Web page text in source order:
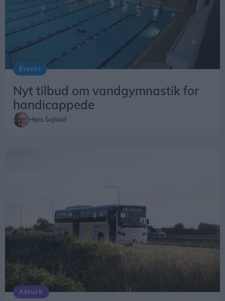
Events
Nyt tilbud om vandgymnastik for
handicappede
Hans Sejlund
Aktuelt